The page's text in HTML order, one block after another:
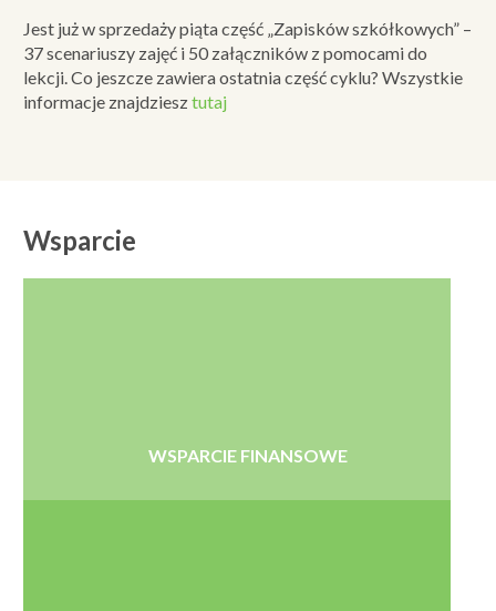
Jest już w sprzedaży piąta część „Zapisków szkółkowych” –
37 scenariuszy zajęć i 50 załączników z pomocami do
lekcji. Co jeszcze zawiera ostatnia część cyklu? Wszystkie
informacje znajdziesztutaj
Wsparcie
WSPARCIE FINANSOWE